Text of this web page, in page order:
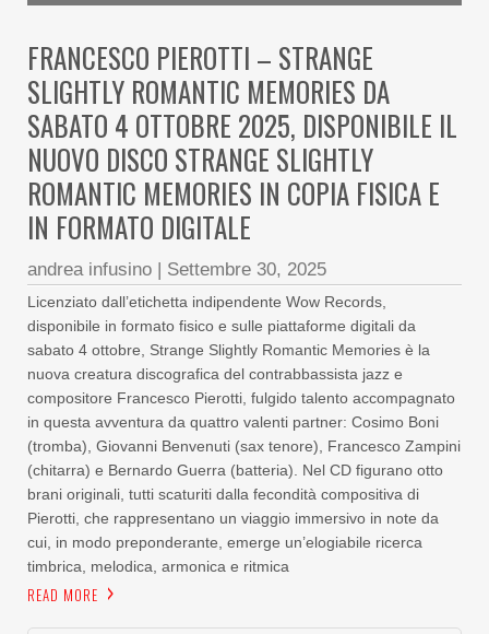
FRANCESCO PIEROTTI – STRANGE
SLIGHTLY ROMANTIC MEMORIES DA
SABATO 4 OTTOBRE 2025, DISPONIBILE IL
NUOVO DISCO STRANGE SLIGHTLY
ROMANTIC MEMORIES IN COPIA FISICA E
IN FORMATO DIGITALE
andrea infusino | Settembre 30, 2025
Licenziato dall’etichetta indipendente Wow Records,
disponibile in formato fisico e sulle piattaforme digitali da
sabato 4 ottobre, Strange Slightly Romantic Memories è la
nuova creatura discografica del contrabbassista jazz e
compositore Francesco Pierotti, fulgido talento accompagnato
in questa avventura da quattro valenti partner: Cosimo Boni
(tromba), Giovanni Benvenuti (sax tenore), Francesco Zampini
(chitarra) e Bernardo Guerra (batteria). Nel CD figurano otto
brani originali, tutti scaturiti dalla fecondità compositiva di
Pierotti, che rappresentano un viaggio immersivo in note da
cui, in modo preponderante, emerge un’elogiabile ricerca
timbrica, melodica, armonica e ritmica
READ MORE